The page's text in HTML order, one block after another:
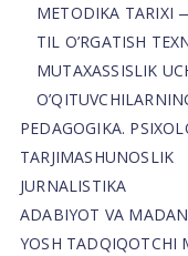
METODIKA TARIXI
TIL O’RGATISH
MUTAXASSISLIK
PEDAGOGIKA.
TARJIMASHUNOSLIK
JURNALISTIKA
ADABIYOT VA
YOSH TADQIQOTCHI